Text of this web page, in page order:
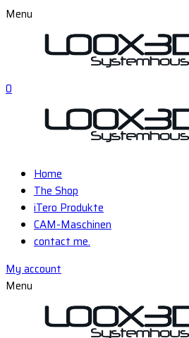
Menu
0
Home
The Shop
iTero Produkte
CAM-Maschinen
contact me.
My account
Menu